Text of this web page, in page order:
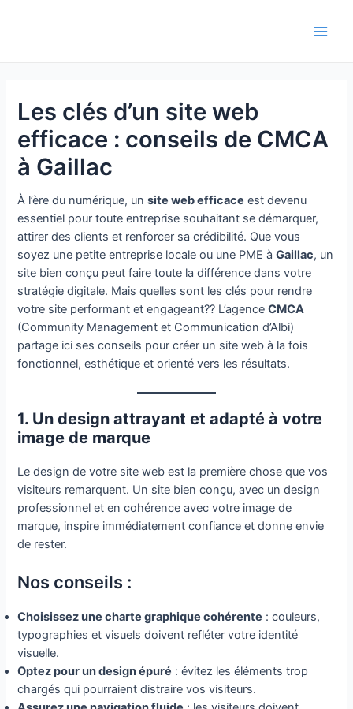
Les clés d’un site web
efficace : conseils de CMCA
à Gaillac
À l’ère du numérique, unsite web efficace est devenu
essentiel pour toute entreprise souhaitant se démarquer,
attirer des clients et renforcer sa crédibilité. Que vous
soyez une petite entreprise locale ou une PME àGaillac, un
site bien conçu peut faire toute la différence dans votre
stratégie digitale. Mais quelles sont les clés pour rendre
votre site performant et engageant?? L’agenceCMCA
(Community Management et Communication d’Albi)
partage ici ses conseils pour créer un site web à la fois
fonctionnel, esthétique et orienté vers les résultats.
1. Un design attrayant et adapté à votre
image de marque
Le design de votre site web est la première chose que vos
visiteurs remarquent. Un site bien conçu, avec un design
professionnel et en cohérence avec votre image de
marque, inspire immédiatement confiance et donne envie
de rester.
Nos conseils :
Choisissez une charte graphique cohérente : couleurs,
typographies et visuels doivent refléter votre identité
visuelle.
Optez pour un design épuré : évitez les éléments trop
chargés qui pourraient distraire vos visiteurs.